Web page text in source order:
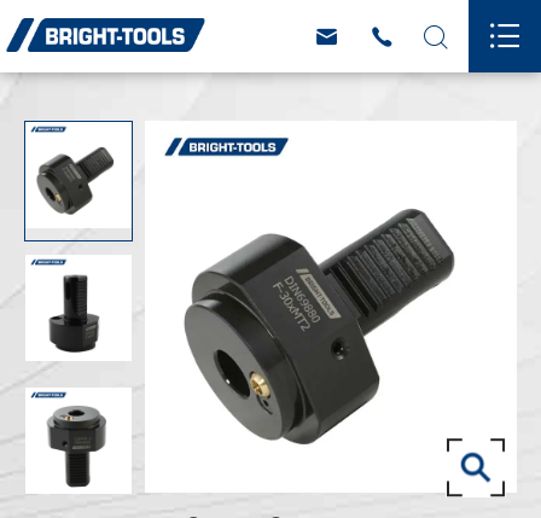
   